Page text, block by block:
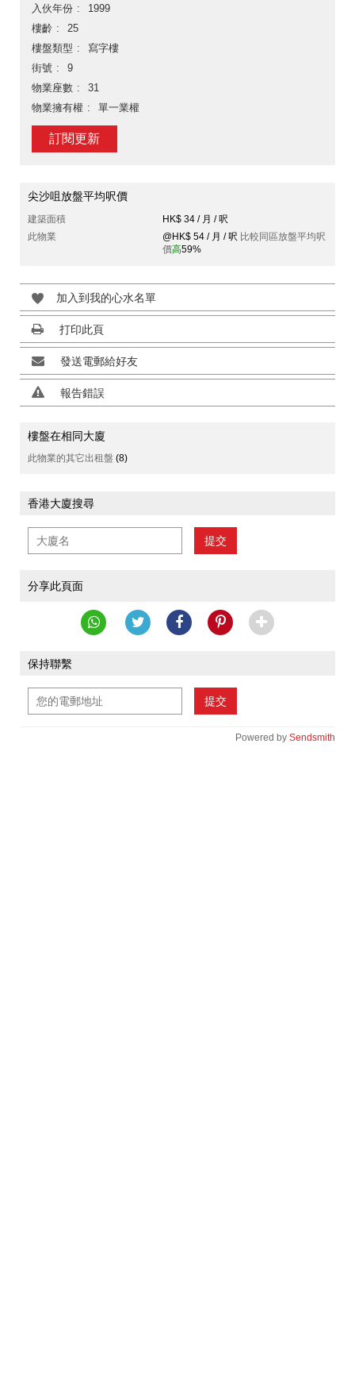
入伙年份
1999
樓齡
25
樓盤類型
寫字樓
街號
9
物業座數
31
物業擁有權
單一業權
訂閱更新
尖沙咀放盤平均呎價
建築面積
HK$ 34 / 月 / 呎
此物業
@HK$ 54 / 月 / 呎 比較同區放盤平均呎
價高59%
加入到我的心水名單
打印此頁
發送電郵給好友
報告錯誤
樓盤在相同大廈
此物業的其它出租盤 (8)
香港大廈搜尋
提交
分享此頁面
保持聯繫
提交
Powered by Sendsmith